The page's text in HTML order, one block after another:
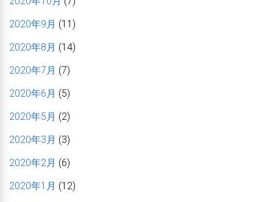
2020年9月 (11)
2020年8月 (14)
2020年7月 (7)
2020年6月 (5)
2020年5月 (2)
2020年3月 (3)
2020年2月 (6)
2020年1月 (12)